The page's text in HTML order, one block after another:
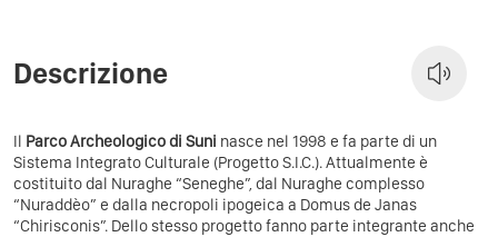
Descrizione
Il Parco Archeologico di Suni nasce nel 1998 e fa parte di un
Sistema Integrato Culturale (Progetto S.I.C.). Attualmente è
costituito dal Nuraghe “Seneghe”, dal Nuraghe complesso
“Nuraddèo” e dalla necropoli ipogeica a Domus de Janas
“Chirisconis”. Dello stesso progetto fanno parte integrante anche